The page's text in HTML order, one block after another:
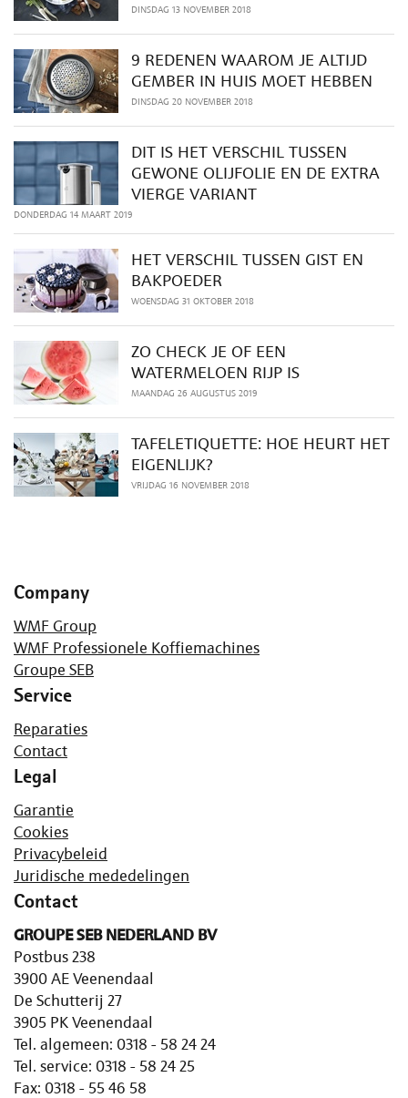
DINSDAG 13 NOVEMBER 2018
9 REDENEN WAAROM JE ALTIJD
GEMBER IN HUIS MOET HEBBEN
DINSDAG 20 NOVEMBER 2018
DIT IS HET VERSCHIL TUSSEN
GEWONE OLIJFOLIE EN DE EXTRA
VIERGE VARIANT
DONDERDAG 14 MAART 2019
HET VERSCHIL TUSSEN GIST EN
BAKPOEDER
WOENSDAG 31 OKTOBER 2018
ZO CHECK JE OF EEN
WATERMELOEN RIJP IS
MAANDAG 26 AUGUSTUS 2019
TAFELETIQUETTE: HOE HEURT HET
EIGENLIJK?
VRIJDAG 16 NOVEMBER 2018
Company
WMF Group
WMF Professionele Koffiemachines
Groupe SEB
Service
Reparaties
Contact
Legal
Garantie
Cookies
Privacybeleid
Juridische mededelingen
Contact
GROUPE SEB NEDERLAND BV
Postbus 238
3900 AE Veenendaal
De Schutterij 27
3905 PK Veenendaal
Tel. algemeen: 0318 - 58 24 24
Tel. service: 0318 - 58 24 25
Fax: 0318 - 55 46 58